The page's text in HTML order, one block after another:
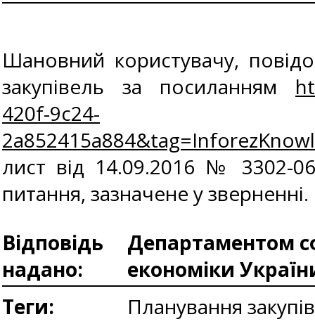
Шановний користувачу,
закупівель за посиланням
420f-9c24-
лист від 14.09.2016 № 3302-
питання, зазначене у зверненні.
Відповідь
надано:
Департаментом
економіки
Теги:
Планування